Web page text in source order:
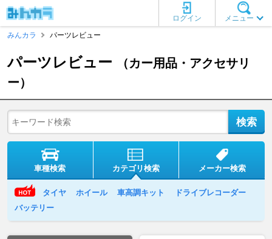
メニュー
ログイン
みんカラ
パーツレビュー
パーツレビュー
（カー用品・アクセサリ
ー）
車種検索 カテゴリ検索 メーカー検索
タイヤ ホイール 車高調キット
ドライブレコーダー
バッテリー